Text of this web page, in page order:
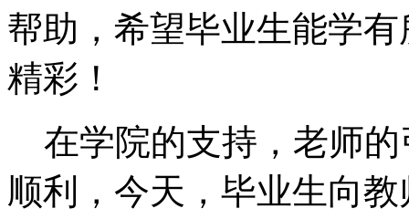
帮助，希望毕业生能学
精彩！
在学院的支持，老师的
顺利，今天，毕业生向